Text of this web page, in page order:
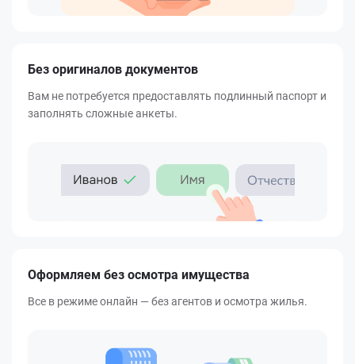
Без оригиналов документов
Вам не потребуется предоставлять подлинный паспорт и
заполнять сложные анкеты.
Оформляем без осмотра имущества
Все в режиме онлайн — без агентов и осмотра жилья.